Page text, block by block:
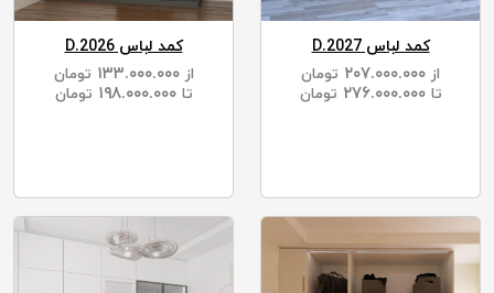
کمد لباس D.2026
از ۱۳۳.۰۰۰.۰۰۰
تومان
تا ۱۹۸.۰۰۰.۰۰۰ تومان
کمد لباس D.2027
از
تومان
تا ۲۷۶.۰۰۰.۰۰۰ تومان